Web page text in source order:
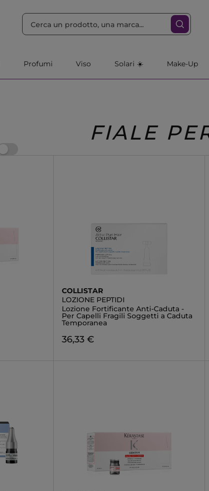
Profumi Viso Solari ☀️ Make-Up
FIALE
COLLISTAR
LOZIONE PEPTIDI
Lozione Fortificante Anti-Caduta -
Per Capelli Fragili Soggetti a Caduta
Temporanea
36,33 €